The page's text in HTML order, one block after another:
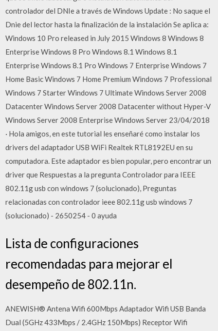
controlador del DNIe a través de Windows Update : No saque el
Dnie del lector hasta la finalización de la instalación Se aplica a:
Windows 10 Pro released in July 2015 Windows 8 Windows 8
Enterprise Windows 8 Pro Windows 8.1 Windows 8.1
Enterprise Windows 8.1 Pro Windows 7 Enterprise Windows 7
Home Basic Windows 7 Home Premium Windows 7 Professional
Windows 7 Starter Windows 7 Ultimate Windows Server 2008
Datacenter Windows Server 2008 Datacenter without Hyper-V
Windows Server 2008 Enterprise Windows Server 23/04/2018
· Hola amigos, en este tutorial les enseñaré como instalar los
drivers del adaptador USB WiFi Realtek RTL8192EU en su
computadora. Este adaptador es bien popular, pero encontrar un
driver que Respuestas a la pregunta Controlador para IEEE
802.11g usb con windows 7 (solucionado), Preguntas
relacionadas con controlador ieee 802.11g usb windows 7
(solucionado) - 2650254 - 0 ayuda
Lista de configuraciones
recomendadas para mejorar el
desempeño de 802.11n.
ANEWISH® Antena Wifi 600Mbps Adaptador Wifi USB Banda
Dual (5GHz 433Mbps / 2.4GHz 150Mbps) Receptor Wifi